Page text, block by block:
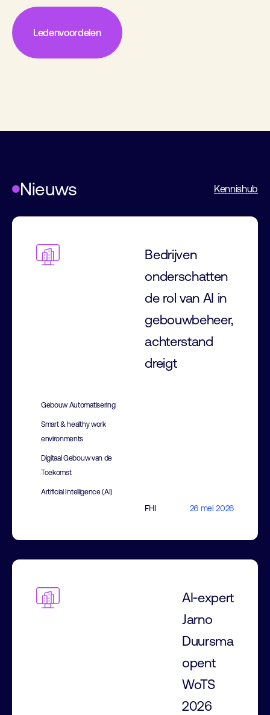
Ledenvoordelen
Nieuws Kennishub
Bedrijven
onderschatten
de rol van AI in
gebouwbeheer,
achterstand
dreigt
Gebouw Automatisering
Smart & healthy work
environments
Digitaal Gebouw van de
Toekomst
Artificial Intelligence (AI)
FHI 26 mei 2026
AI‑expert
Jarno
Duursma
opent
WoTS
2026